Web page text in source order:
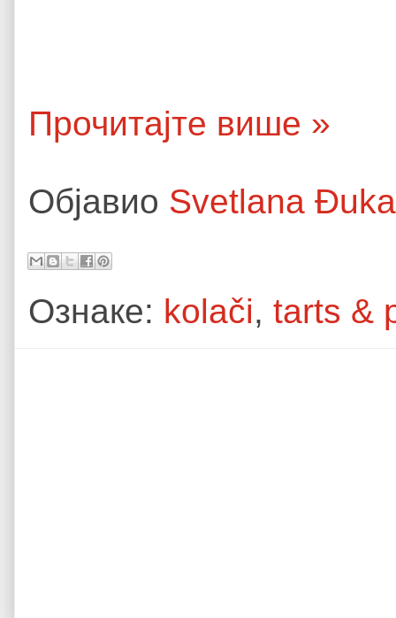
Прочитајте више »
Објавио Svetlana
Ознаке: kolači, tarts &